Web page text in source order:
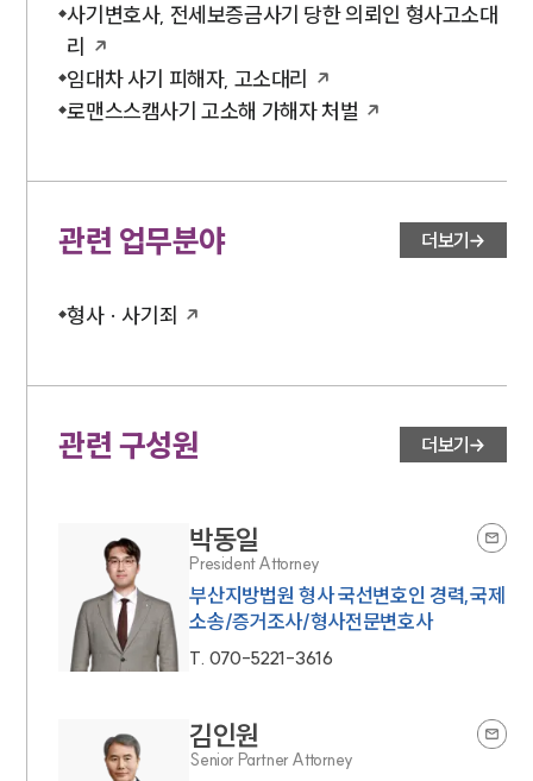
사기변호사, 전세보증금사기 당한 의뢰인 형사고소대
리
임대차 사기 피해자, 고소대리
로맨스스캠사기 고소해 가해자 처벌
관련 업무분야 더보기
형사 · 사기죄
관련 구성원 더보기
박동일
President Attorney
부산지방법원 형사 국선변호인 경력,국제
소송/증거조사/형사전문변호사
T. 070-5221-3616
김인원
Senior Partner Attorney